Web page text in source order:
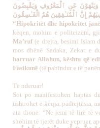
وَيَنْهَوْنَ عَنِ ٱلْمَعْرُوفِ وَيَقْبِضُونَ
إِنَّ ٱلْمُنَـٰفِقِينَ هُمُ الْفَـٰسِقُونَ
“Hipokritët dhe hipokritet
keqen, mohim e politeizëm,
Ma’ruf(e drejta, besimi Islam
mos dhënë Sadaka, Zekat e
harruar Allahun, kështu që
Fasikunë (të pabindur e të
Të nderuar!
Sot po manifestohen haptas
ushtrohet e keqja, padrejtësia,
ata thonë: “Ne jemi të lirë të
shohim të tjerët duke vepruar,